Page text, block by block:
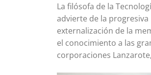
La filósofa de la
advierte de la progresiva
externalización de la
el conocimiento a las
corporaciones